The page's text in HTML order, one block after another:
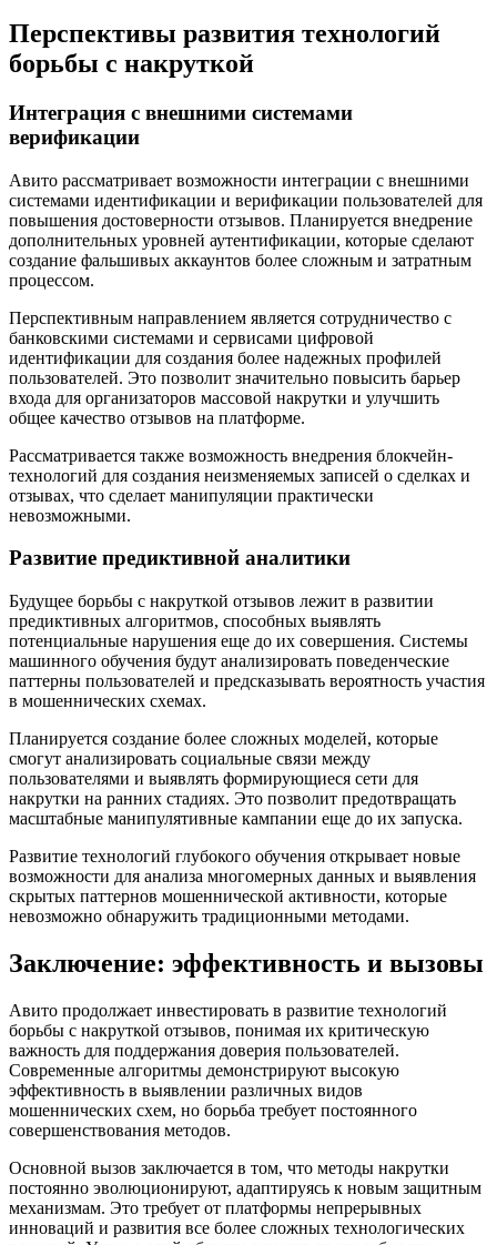
Перспективы развития технологий
борьбы с накруткой
Интеграция с внешними системами
верификации
Авито рассматривает возможности интеграции с внешними
системами идентификации и верификации пользователей для
повышения достоверности отзывов. Планируется внедрение
дополнительных уровней аутентификации, которые сделают
создание фальшивых аккаунтов более сложным и затратным
процессом.
Перспективным направлением является сотрудничество с
банковскими системами и сервисами цифровой
идентификации для создания более надежных профилей
пользователей. Это позволит значительно повысить барьер
входа для организаторов массовой накрутки и улучшить
общее качество отзывов на платформе.
Рассматривается также возможность внедрения блокчейн-
технологий для создания неизменяемых записей о сделках и
отзывах, что сделает манипуляции практически
невозможными.
Развитие предиктивной аналитики
Будущее борьбы с накруткой отзывов лежит в развитии
предиктивных алгоритмов, способных выявлять
потенциальные нарушения еще до их совершения. Системы
машинного обучения будут анализировать поведенческие
паттерны пользователей и предсказывать вероятность участия
в мошеннических схемах.
Планируется создание более сложных моделей, которые
смогут анализировать социальные связи между
пользователями и выявлять формирующиеся сети для
накрутки на ранних стадиях. Это позволит предотвращать
масштабные манипулятивные кампании еще до их запуска.
Развитие технологий глубокого обучения открывает новые
возможности для анализа многомерных данных и выявления
скрытых паттернов мошеннической активности, которые
невозможно обнаружить традиционными методами.
Заключение: эффективность и вызовы
Авито продолжает инвестировать в развитие технологий
борьбы с накруткой отзывов, понимая их критическую
важность для поддержания доверия пользователей.
Современные алгоритмы демонстрируют высокую
эффективность в выявлении различных видов
мошеннических схем, но борьба требует постоянного
совершенствования методов.
Основной вызов заключается в том, что методы накрутки
постоянно эволюционируют, адаптируясь к новым защитным
механизмам. Это требует от платформы непрерывных
инноваций и развития все более сложных технологических